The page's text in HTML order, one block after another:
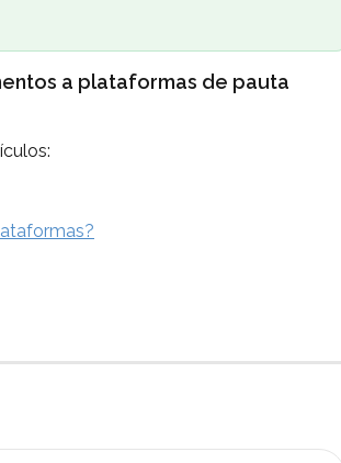
a plataformas de pauta